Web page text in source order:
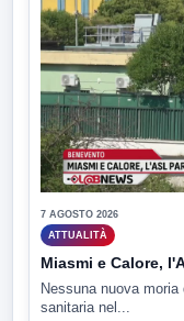
7 AGOSTO 2026
ATTUALITÀ
Miasmi e Calore,
Nessuna nuova
sanitaria nel...